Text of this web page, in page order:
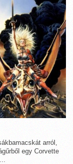
arról,
egy Corvette